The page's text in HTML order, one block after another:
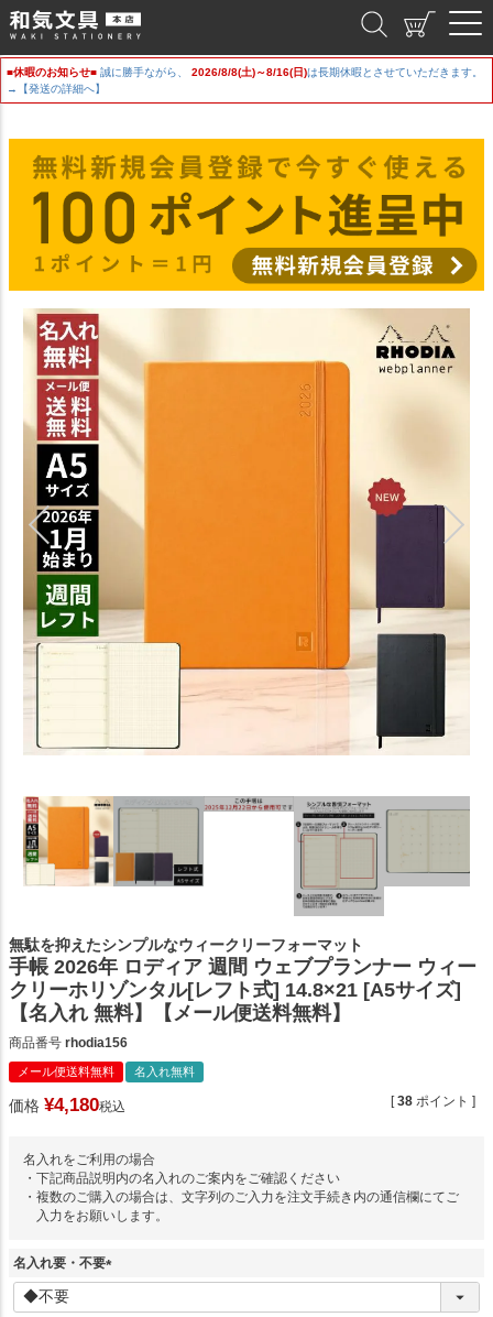
■休暇のお知らせ■ 誠に勝手ながら、 2026/8/8(土)～8/16(日)は長期休暇とさせていただきます。
→【発送の詳細へ】
無駄を抑えたシンプルなウィークリーフォーマット
手帳 2026年 ロディア 週間 ウェブプランナー ウィー
クリーホリゾンタル[レフト式] 14.8×21 [A5サイズ]
【名入れ 無料】【メール便送料無料】
商品番号 rhodia156
メール便送料無料 名入れ無料
価格 ¥4,180税込 [38 ポイント ]
名入れをご利用の場合
・下記商品説明内の名入れのご案内をご確認ください
・複数のご購入の場合は、文字列のご入力を注文手続き内の通信欄にてご
入力をお願いします。
名入れ要・不要
(